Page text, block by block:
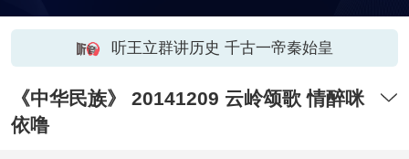
听王立群讲历史 千古一帝秦始皇
《中华民族》 20141209 云岭颂歌 情醉咪
依噜